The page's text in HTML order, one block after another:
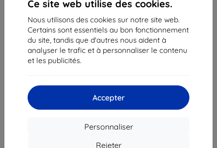
Ce site web utilise des cookies.
Nous utilisons des cookies sur notre site web.
Certains sont essentiels au bon fonctionnement
du site, tandis que d'autres nous aident à
analyser le trafic et à personnaliser le contenu
et les publicités.
Accepter
Personnaliser
Rejeter
Style Stylus for Samsung EJ-PN980BJEGEU Note
Adapté pour: Samsung Galaxy Note 20
35,90 €